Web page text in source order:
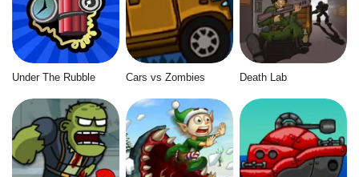
Under The Rubble Cars vs Zombies Death Lab